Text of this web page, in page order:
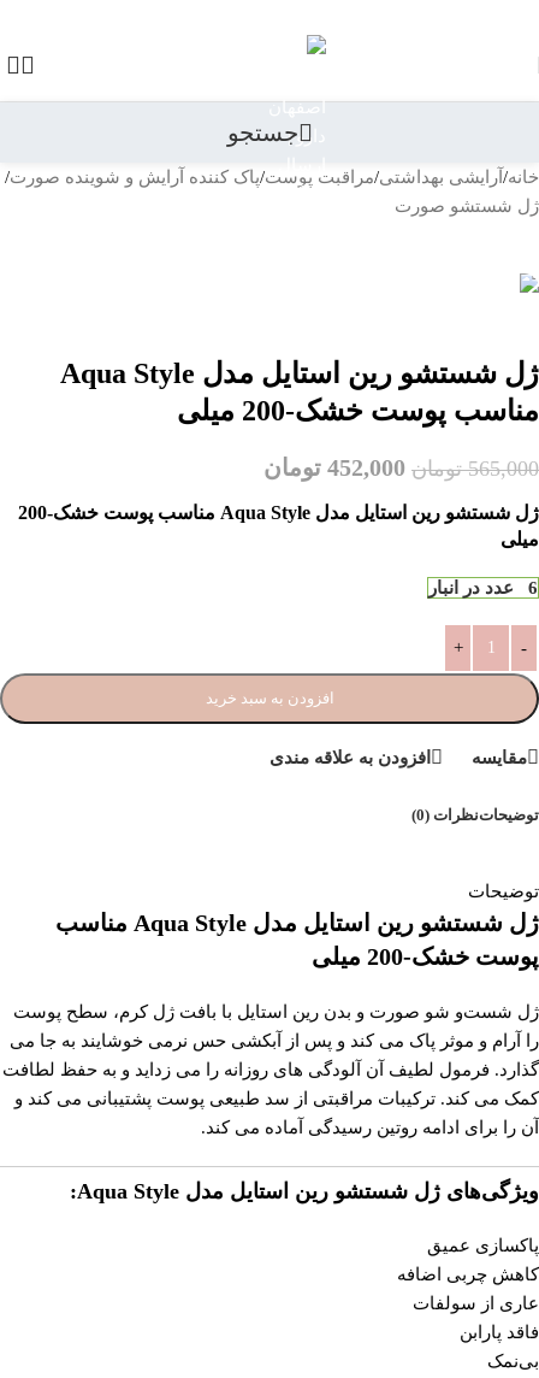
جستجو
خانه/ آرایشی بهداشتی/مراقبت پوست/پاک کننده آرایش و شوینده صورت/
ژل شستشو صورت
-20%
ژل شستشو رین استایل مدل Aqua Style
مناسب پوست خشک-200 میلی
565,000 تومان 452,000 تومان
ژل شستشو رین استایل مدل Aqua Style مناسب پوست خشک-200
میلی
6 عدد در انبار
افزودن به سبد خرید
مقایسه افزودن به علاقه مندی
توضیحاتنظرات (0)
توضیحات
ژل شستشو رین استایل مدل Aqua Style مناسب
پوست خشک-200 میلی
ژل شست‌و شو صورت و بدن رین استایل با بافت ژل کرم، سطح پوست
را آرام و موثر پاک می کند و پس از آبکشی حس نرمی خوشایند به جا می
گذارد. فرمول لطیف آن آلودگی های روزانه را می زداید و به حفظ لطافت
کمک می کند. ترکیبات مراقبتی از سد طبیعی پوست پشتیبانی می کند و
آن را برای ادامه روتین رسیدگی آماده می کند.
ویژگی‌های ژل شستشو رین استایل مدل Aqua Style:
پاکسازی عمیق
کاهش چربی اضافه
عاری از سولفات
فاقد پارابن
بی‌نمک